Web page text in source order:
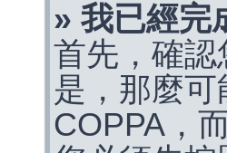
» 我已經完
首先，確
是，那麼
COPPA，